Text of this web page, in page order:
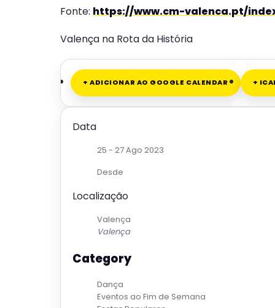
Fonte: https://www.cm-valenca.pt/
Valença na Rota da História
+ ADICIONAR AO GOOGLE CALENDAR +
Data
25 - 27 Ago 2023
Desde
Localização
Valença
Valença
Category
Dança
Eventos ao Fim de Semana